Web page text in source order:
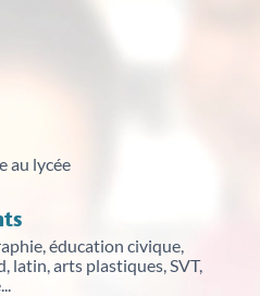
au lycée
éducation civique,
latin, arts plastiques, SVT,